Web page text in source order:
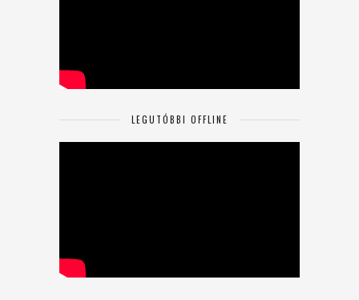
LEGUTÓBBI OFFLINE